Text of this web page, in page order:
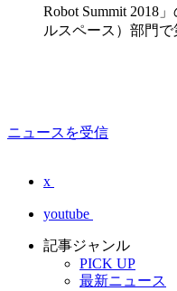
Robot Summit 2018
ルスペース）部門
ニュースを受信
x
youtube
記事ジャンル
PICK UP
最新ニュース